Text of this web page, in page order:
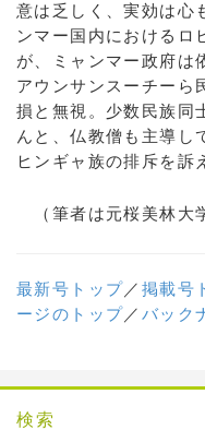
意は乏しく、実効は心
ンマー国内におけるロ
が、ミャンマー政府は
アウンサンスーチーら
損と無視。少数民族同
んと、仏教僧も主導し
ヒンギャ族の排斥を訴
（筆者は元桜美林大
最新号トップ／ 掲載号
ージのトップ／ バック
検索